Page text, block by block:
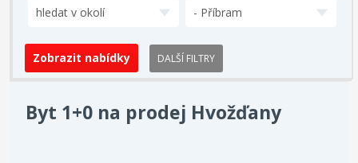
hledat v okolí - Příbram
DALŠÍ FILTRY
Byt 1+0 na prodej Hvožďany